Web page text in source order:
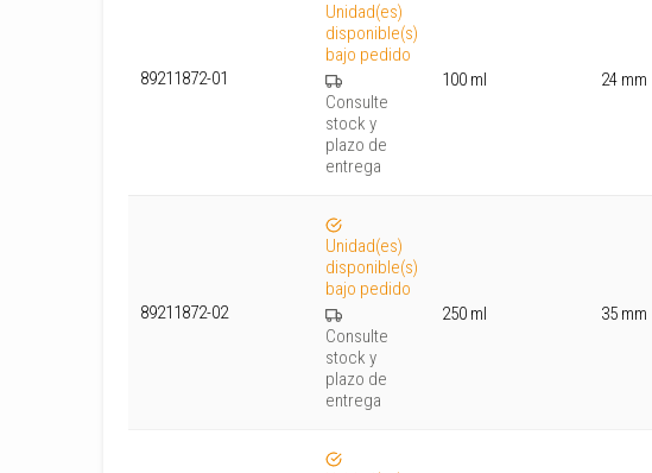
89211872-01
Unidad(es)
disponible(s)
bajo pedido
Consulte
stock y
plazo de
entrega
100 ml 24 mm
89211872-02
Unidad(es)
disponible(s)
bajo pedido
Consulte
stock y
plazo de
entrega
250 ml 35 mm